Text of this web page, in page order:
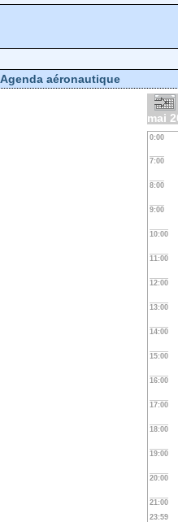
Agenda aéronautique
mai
0:00
7:00
8:00
9:00
10:00
11:00
12:00
13:00
14:00
15:00
16:00
17:00
18:00
19:00
20:00
21:00
23:59